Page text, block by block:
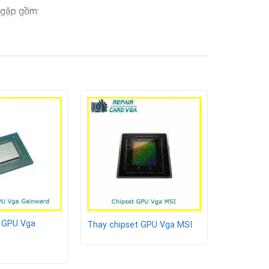
gồm:
hỏng nặng hơn.
Vga
Thay chipset GPU Vga MSI